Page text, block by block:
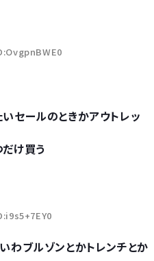
セールのときかアウトレッ
け買う
わブルゾンとかトレンチとか